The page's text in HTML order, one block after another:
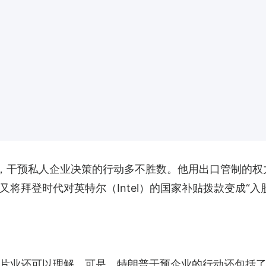
预私人企业决策的行动多不胜数。他用出口管制的
将拜登时代对英特尔（Intel）的国家补贴拨款变成“